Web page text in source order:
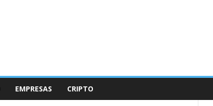
EMPRESAS CRIPTO